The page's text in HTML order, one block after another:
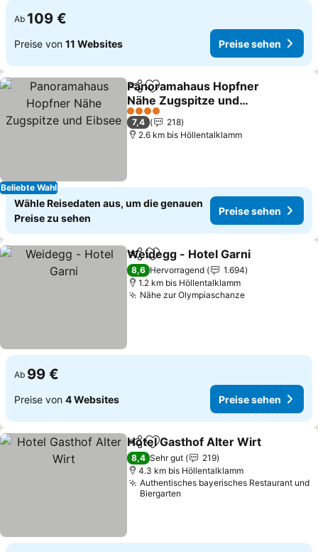
Ab 109 €
Preise von 11 Websites Preise sehen
Beliebte Wahl
TeilenZu Favoriten hinzufügen
Panoramahaus Hopfner
Nähe Zugspitze und
Eibsee
Preise sehen
4 Sterne
7,4
218
2.6 km bis Höllentalklamm
Wähle Reisedaten aus, um die genauen
Preise zu sehen
Preise sehen
TeilenZu Favoriten hinzufügen
Weidegg - Hotel Garni
8,6 Hervorragend
1.694
1.2 km bis Höllentalklamm
Nähe zur OlympiaschanzePreise sehen
Ab 99 €
Preise von 4 Websites Preise sehen
TeilenZu Favoriten hinzufügen
Hotel Gasthof Alter Wirt
8,4 Sehr gut
219
4.3 km bis Höllentalklamm
Authentisches bayerisches Restaurant und
Biergarten